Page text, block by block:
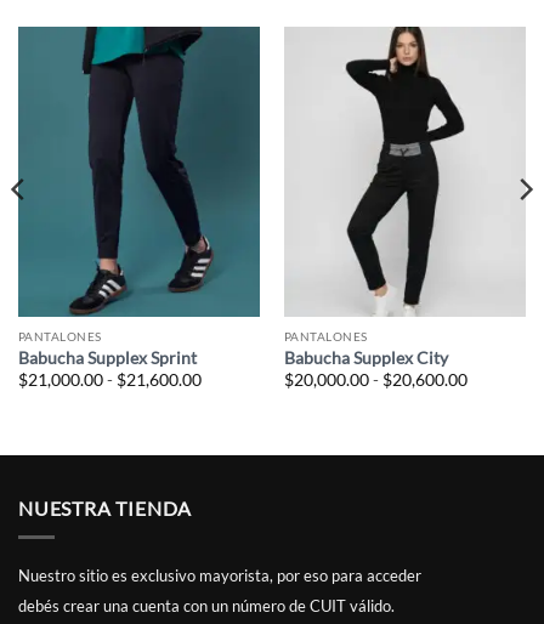
PANTALONES
Babucha Supplex Sprint
$21,000.00 - $21,600.00Rango
hasta
PANTALONES
Babucha Supplex City
$20,000.00 - $20,600.00Rango
hasta
NUESTRA TIENDA
Nuestro sitio es exclusivo mayorista, por eso para acceder
debés crear una cuenta con un número de CUIT válido.